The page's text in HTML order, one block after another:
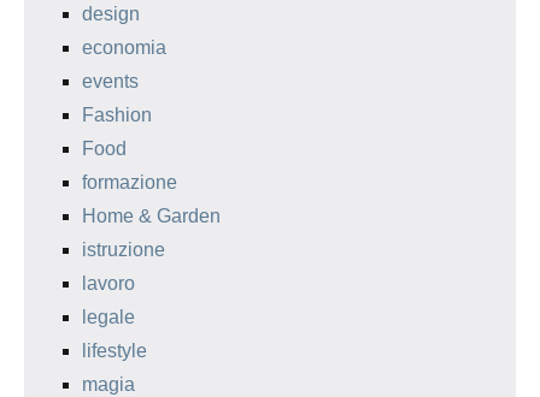
design
economia
events
Fashion
Food
formazione
Home & Garden
istruzione
lavoro
legale
lifestyle
magia